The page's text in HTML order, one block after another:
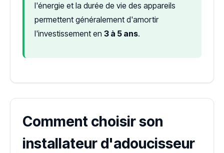
l'énergie et la durée de vie des appareils
permettent généralement d'amortir
l'investissement en 3 à 5 ans.
Comment choisir son
installateur d'adoucisseur